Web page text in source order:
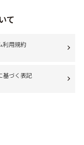
て
利用規約
基づく表記